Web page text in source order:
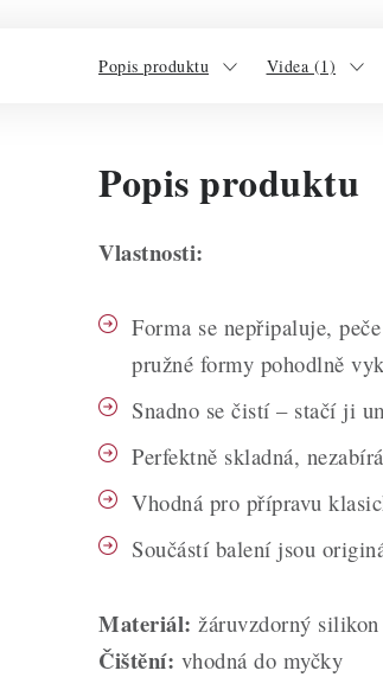
Popis produktu Videa (1)
Popis produktu
Vlastnosti:
Forma se nepřipaluje,
pružné formy pohodlně
Snadno se čistí – stačí ji
Perfektně skladná,
Vhodná pro přípravu
Součástí balení jsou
Materiál: žáruvzdorný
Čištění: vhodná do myčky